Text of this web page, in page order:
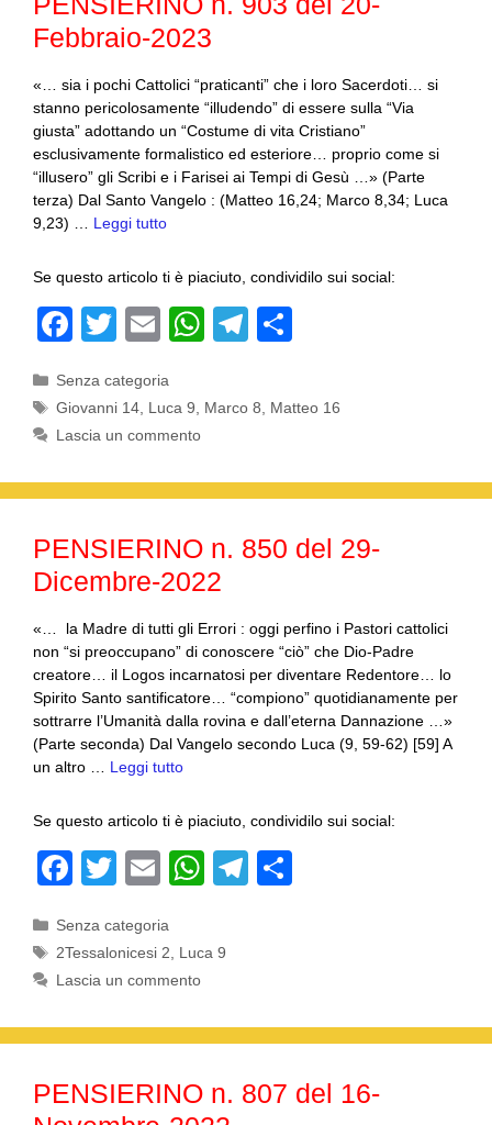
k
Febbraio-2023
«… sia i pochi Cattolici “praticanti” che i loro Sacerdoti… si
stanno pericolosamente “illudendo” di essere sulla “Via
giusta” adottando un “Costume di vita Cristiano”
esclusivamente formalistico ed esteriore… proprio come si
“illusero” gli Scribi e i Farisei ai Tempi di Gesù …» (Parte
terza) Dal Santo Vangelo : (Matteo 16,24; Marco 8,34; Luca
9,23) … Leggi tutto
Se questo articolo ti è piaciuto, condividilo sui social:
F
c
e
o
o
k
T
tt
er
E
ail
W
at
p
p
T
e
m
n
di
Categorie
Senza categoria
Tag
Giovanni 14 Luca 9 Marco 8
Matteo 16
Lascia un commento
PENSIERINO n. 850 del 29-
Dicembre-2022
«… la Madre di tutti gli Errori : oggi perfino i Pastori cattolici
non “si preoccupano” di conoscere “ciò” che Dio-Padre
creatore… il Logos incarnatosi per diventare Redentore… lo
Spirito Santo santificatore… “compiono” quotidianamente per
sottrarre l’Umanità dalla rovina e dall’eterna Dannazione …»
(Parte seconda) Dal Vangelo secondo Luca (9, 59-62) [59] A
un altro … Leggi tutto
Se questo articolo ti è piaciuto, condividilo sui social:
F
c
e
o
o
k
T
tt
er
E
ail
W
at
p
p
T
m di
Categorie
Senza categoria
Tag
2Tessalonicesi 2
Luca 9
Lascia un commento
PENSIERINO n. 807 del 16-